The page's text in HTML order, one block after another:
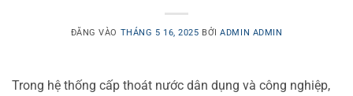
ĐĂNG VÀO THÁNG 5 16, 2025 BỞIADMIN ADMIN
Trong hệ thống cấp thoát nước dân dụng và công nghiệp,